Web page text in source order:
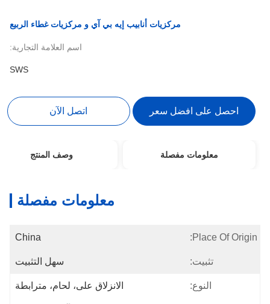
مركزيات أنابيب إيه بي آي و مركزيات غطاء الربيع
اسم العلامة التجارية:
SWS
احصل على افضل سعر اتصل الآن
معلومات مفصلة وصف المنتج
معلومات مفصلة
Place Of Origin:
China
تثبيت: سهل التثبيت
النوع: الانزلاق على، لحام، مترابطة